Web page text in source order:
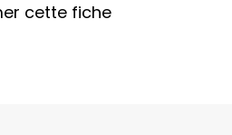
cette fiche